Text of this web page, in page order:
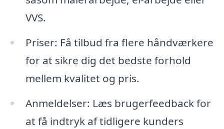
VVS.
Priser: Få tilbud fra flere håndværkere
for at sikre dig det bedste forhold
mellem kvalitet og pris.
Anmeldelser: Læs brugerfeedback for
at få indtryk af tidligere kunders